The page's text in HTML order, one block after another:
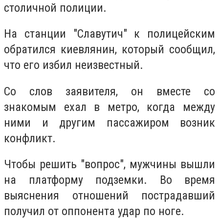
столичной полиции.
На станции "Славутич" к полицейским
обратился киевлянин, который сообщил,
что его избил неизвестный.
Со слов заявителя, он вместе со
знакомым ехал в метро, ​​когда между
ними и другим пассажиром возник
конфликт.
Чтобы решить "вопрос", мужчины вышли
на платформу подземки. Во время
выяснения отношений пострадавший
получил от оппонента удар по ноге.